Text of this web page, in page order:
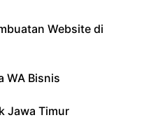
Website di
WA Bisnis
Jawa Timur